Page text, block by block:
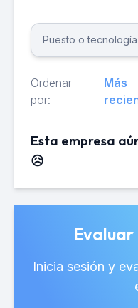
Ordenar
por:
Más
Esta empresa
😥
Inicia sesión y